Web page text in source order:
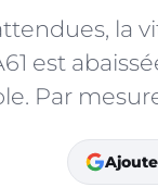
la
est
Par